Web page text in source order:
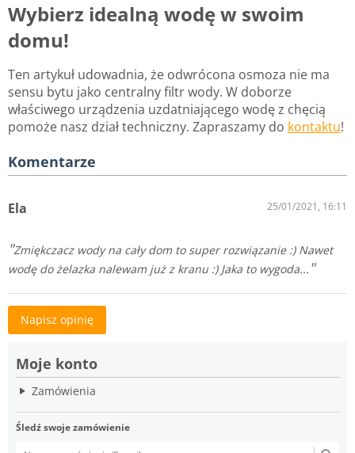
Moje konto
Zamówienia
Śledź swoje zamówienie
Wybierz idealną wodę w swoim
domu!
Ten artykuł udowadnia, że odwrócona osmoza nie ma
sensu bytu jako centralny filtr wody. W doborze
właściwego urządzenia uzdatniającego wodę z chęcią
pomoże nasz dział techniczny. Zapraszamy do kontaktu!
Komentarze
Ela 25/01/2021, 16:11
Zmiękczacz wody na cały dom to super rozwiązanie :) Nawet
wodę do żelazka nalewam już z kranu :) Jaka to wygoda...
Napisz opinię